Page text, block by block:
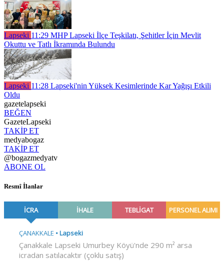
Lapseki 11:29 MHP Lapseki İlçe Teşkilatı, Şehitler İçin Mevlit
Okuttu ve Tatlı İkramında Bulundu
Lapseki 11:28 Lapseki'nin Yüksek Kesimlerinde Kar Yağışı Etkili
Oldu
gazetelapseki
BEĞEN
GazeteLapseki
TAKİP ET
medyabogaz
TAKİP ET
@bogazmedyatv
ABONE OL
Resmî İlanlar